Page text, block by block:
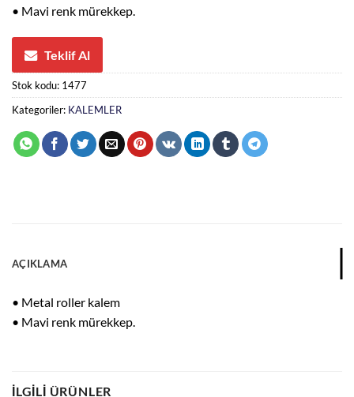
• Mavi renk mürekkep.
Teklif Al
Stok kodu: 1477
Kategoriler: KALEMLER
AÇIKLAMA
• Metal roller kalem
• Mavi renk mürekkep.
İLGILI ÜRÜNLER